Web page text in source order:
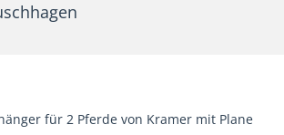
für 2 Pferde von Kramer mit Plane